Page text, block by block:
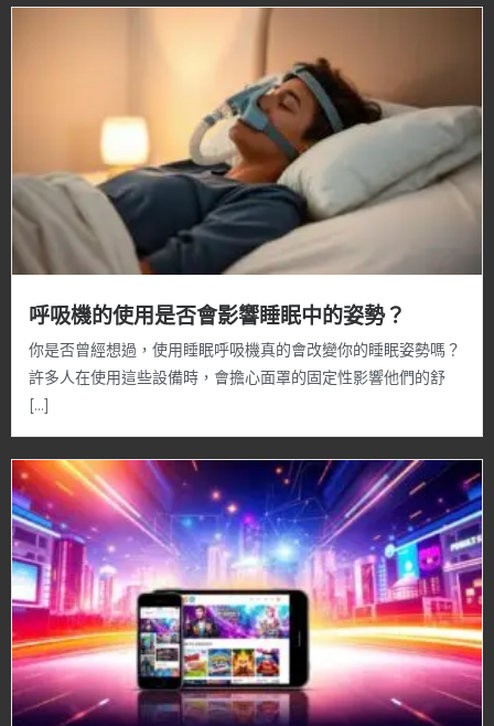
呼吸機的使用是否會影響睡眠中的姿勢？
你是否曾經想過，使用睡眠呼吸機真的會改變你的睡眠姿勢嗎？
許多人在使用這些設備時，會擔心面罩的固定性影響他們的舒
[…]